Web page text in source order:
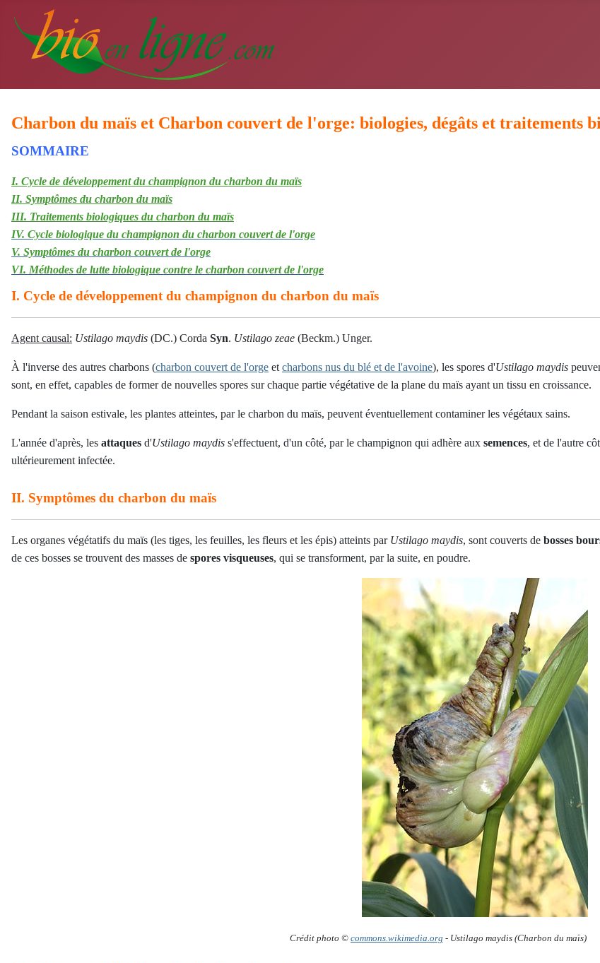
Charbon du maïs et Charbon couvert de l'orge: biologies, dégâts et traitements
SOMMAIRE
I. Cycle de développement du champignon du charbon du maïs
II. Symptômes du charbon du maïs
III. Traitements biologiques du charbon du maïs
IV. Cycle biologique du champignon du charbon couvert de l'orge
V. Symptômes du charbon couvert de l'orge
VI. Méthodes de lutte biologique contre le charbon couvert de l'orge
I. Cycle de développement du champignon du charbon du maïs
Agent causal: Ustilago maydis (DC.) Corda Syn. Ustilago zeae (Beckm.) Unger.
À l'inverse des autres charbons (charbon couvert de l'orge et charbons nus du blé et de l'avoine), les spores d'Ustilago maydis
sont, en effet, capables de former de nouvelles spores sur chaque partie végétative de la plane du maïs ayant un tissu en croissance.
Pendant la saison estivale, les plantes atteintes, par le charbon du maïs, peuvent éventuellement contaminer les végétaux sains.
L'année d'après, les attaques d'Ustilago maydis s'effectuent, d'un côté, par le champignon qui adhère aux semences, et de l'autre
ultérieurement infectée.
II. Symptômes du charbon du maïs
Les organes végétatifs du maïs (les tiges, les feuilles, les fleurs et les épis) atteints par Ustilago maydis, sont couverts de bosses
de ces bosses se trouvent des masses de spores visqueuses, qui se transforment, par la suite, en poudre.
Crédit photo © commons.wikimedia.org - Ustilago maydis (Charbon du maïs)